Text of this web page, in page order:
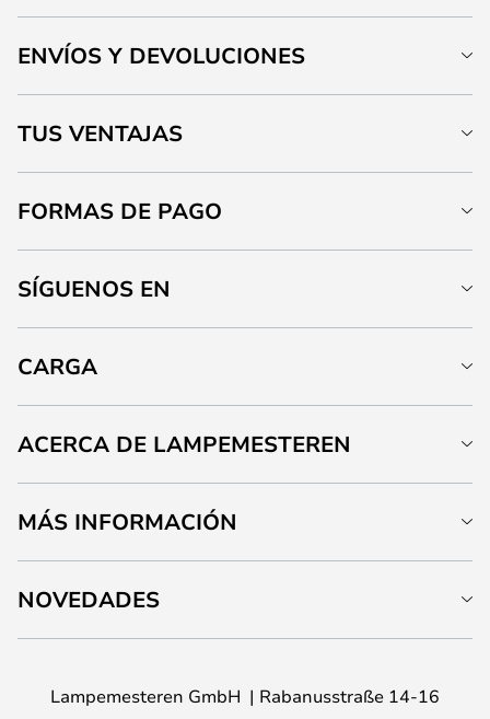
ENVÍOS Y DEVOLUCIONES
TUS VENTAJAS
FORMAS DE PAGO
SÍGUENOS EN
CARGA
ACERCA DE LAMPEMESTEREN
MÁS INFORMACIÓN
NOVEDADES
Lampemesteren GmbH Rabanusstraße 14-16